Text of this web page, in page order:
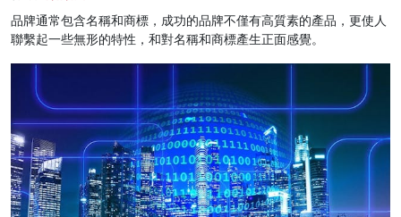
品牌通常包含名稱和商標，成功的品牌不僅有高質素的產品，更使人
聯繫起一些無形的特性，和對名稱和商標產生正面感覺。